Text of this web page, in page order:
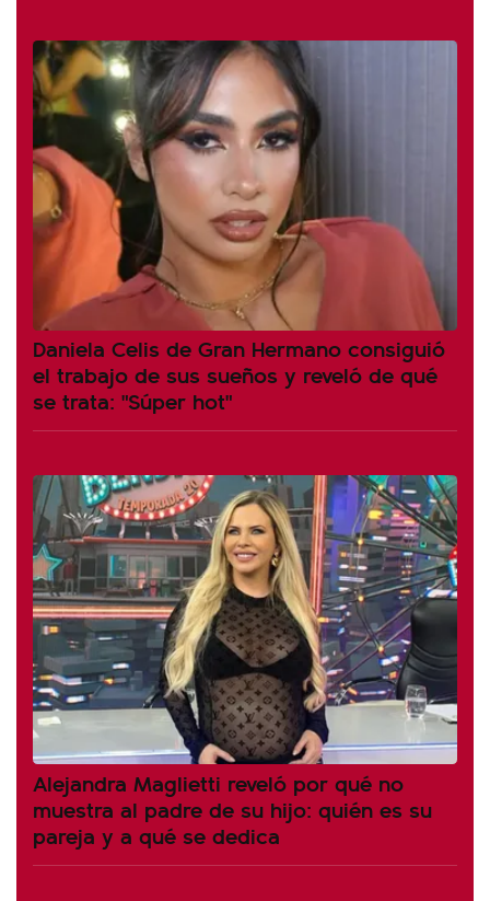
Daniela Celis de Gran Hermano consiguió
el trabajo de sus sueños y reveló de qué
se trata: "Súper hot"
Alejandra Maglietti reveló por qué no
muestra al padre de su hijo: quién es su
pareja y a qué se dedica